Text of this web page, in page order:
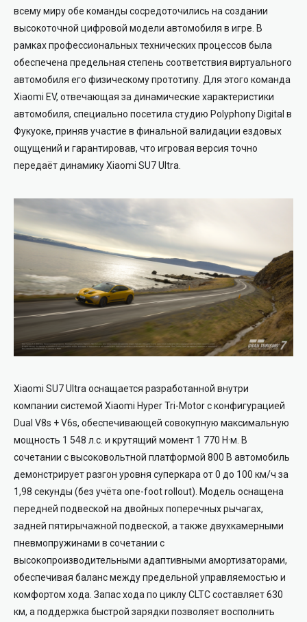
всему миру обе команды сосредоточились на создании
высокоточной цифровой модели автомобиля в игре. В
рамках профессиональных технических процессов была
обеспечена предельная степень соответствия виртуального
автомобиля его физическому прототипу. Для этого команда
Xiaomi EV, отвечающая за динамические характеристики
автомобиля, специально посетила студию Polyphony Digital в
Фукуоке, приняв участие в финальной валидации ездовых
ощущений и гарантировав, что игровая версия точно
передаёт динамику Xiaomi SU7 Ultra.
Xiaomi SU7 Ultra оснащается разработанной внутри
компании системой Xiaomi Hyper Tri-Motor с конфигурацией
Dual V8s + V6s, обеспечивающей совокупную максимальную
мощность 1 548 л.с. и крутящий момент 1 770 Н·м. В
сочетании с высоковольтной платформой 800 В автомобиль
демонстрирует разгон уровня суперкара от 0 до 100 км/ч за
1,98 секунды (без учёта one-foot rollout). Модель оснащена
передней подвеской на двойных поперечных рычагах,
задней пятирычажной подвеской, а также двухкамерными
пневмопружинами в сочетании с
высокопроизводительными адаптивными амортизаторами,
обеспечивая баланс между предельной управляемостью и
комфортом хода. Запас хода по циклу CLTC составляет 630
км, а поддержка быстрой зарядки позволяет восполнить